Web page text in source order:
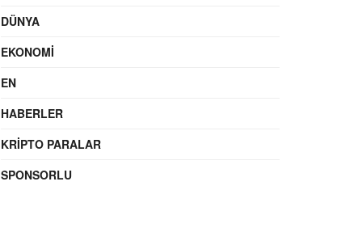
DÜNYA
EKONOMI
EN
HABERLER
KRIPTO PARALAR
SPONSORLU